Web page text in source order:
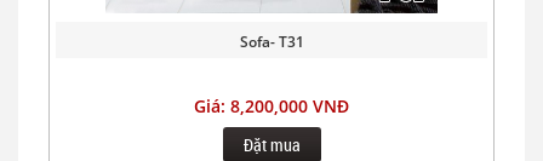
Sofa- T31
Giá: 8,200,000 VNĐ
Đặt mua